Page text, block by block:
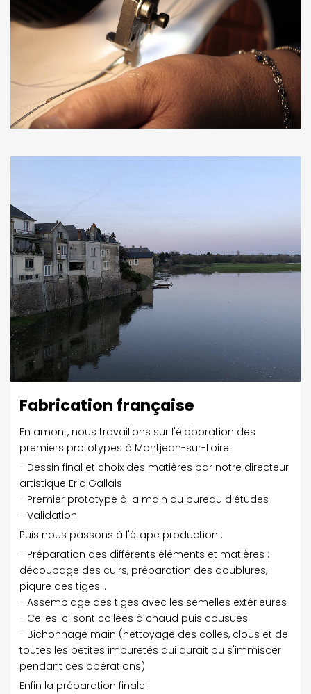
Fabrication française
En amont, nous travaillons sur l'élaboration des
premiers prototypes à Montjean-sur-Loire :
- Dessin final et choix des matières par notre directeur
artistique Eric Gallais
- Premier prototype à la main au bureau d'études
- Validation
Puis nous passons à l'étape production :
- Préparation des différents éléments et matières :
découpage des cuirs, préparation des doublures,
piqure des tiges…
- Assemblage des tiges avec les semelles extérieures
- Celles-ci sont collées à chaud puis cousues
- Bichonnage main (nettoyage des colles, clous et de
toutes les petites impuretés qui aurait pu s'immiscer
pendant ces opérations)
Enfin la préparation finale :